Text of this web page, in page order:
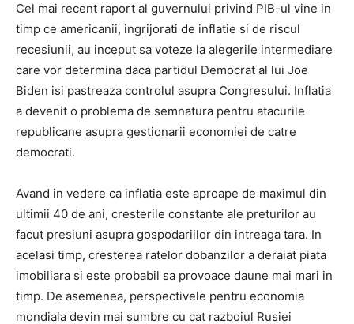
Cel mai recent raport al guvernului privind PIB-ul vine in
timp ce americanii, ingrijorati de inflatie si de riscul
recesiunii, au inceput sa voteze la alegerile intermediare
care vor determina daca partidul Democrat al lui Joe
Biden isi pastreaza controlul asupra Congresului. Inflatia
a devenit o problema de semnatura pentru atacurile
republicane asupra gestionarii economiei de catre
democrati.
Avand in vedere ca inflatia este aproape de maximul din
ultimii 40 de ani, cresterile constante ale preturilor au
facut presiuni asupra gospodariilor din intreaga tara. In
acelasi timp, cresterea ratelor dobanzilor a deraiat piata
imobiliara si este probabil sa provoace daune mai mari in
timp. De asemenea, perspectivele pentru economia
mondiala devin mai sumbre cu cat razboiul Rusiei